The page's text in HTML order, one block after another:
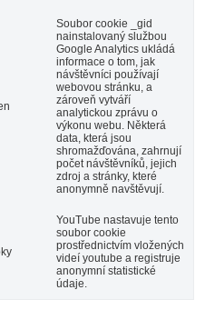
Soubor cookie _gid
nainstalovaný službou
Google Analytics ukládá
informace o tom, jak
návštěvníci používají
webovou stránku, a
zároveň vytváří
analytickou zprávu o
výkonu webu. Některá
data, která jsou
shromažďována, zahrnují
počet návštěvníků, jejich
zdroj a stránky, které
anonymně navštěvují.
YouTube nastavuje tento
soubor cookie
prostřednictvím vložených
videí youtube a registruje
anonymní statistické
údaje.